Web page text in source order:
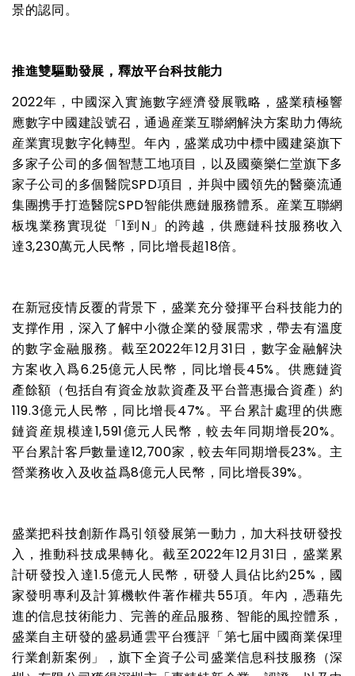
景的認同。
推進雙驅動發展，釋放平台科技能力
2022年，中國深入實施數字經濟發展戰略，盛業積極響
應數字中國建設號召，通過産業互聯網解決方案助力傳統
産業實現數字化轉型。年內，盛業成功中標中國建築旗下
多家子公司的多個智慧工地項目，以及國藥樂仁堂旗下多
家子公司的多個醫院SPD項目，并與中國領先的醫藥流通
集團携手打造醫院SPD智能供應鏈服務體系。産業互聯網
板塊業務實現從「1到N」的跨越，供應鏈科技服務收入
達3,230萬元人民幣，同比增長超18倍。
在新冠疫情反覆的背景下，盛業充分發揮平台科技能力的
支撑作用，深入了解中小微企業的發展需求，帶去有溫度
的數字金融服務。截至2022年12月31日，數字金融解決
方案收入爲6.25億元人民幣，同比增長45%。供應鏈資
產餘額（包括自有資金放款資產及平台普惠撮合資產）約
119.3億元人民幣，同比增長47%。平台累計處理的供應
鏈資産規模達1,591億元人民幣，較去年同期增長20%。
平台累計客戶數量達12,700家，較去年同期增長23%。主
營業務收入及收益爲8億元人民幣，同比增長39%。
盛業把科技創新作爲引領發展第一動力，加大科技研發投
入，推動科技成果轉化。截至2022年12月31日，盛業累
計研發投入達1.5億元人民幣，研發人員佔比約25% ，國
家發明專利及計算機軟件著作權共55項。年內，憑藉先
進的信息技術能力、完善的産品服務、智能的風控體系，
盛業自主研發的盛易通雲平台獲評「第七届中國商業保理
行業創新案例」，旗下全資子公司盛業信息科技服務（深